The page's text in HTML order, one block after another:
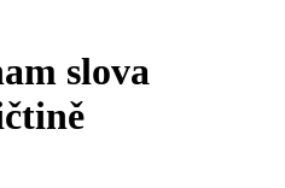
slova